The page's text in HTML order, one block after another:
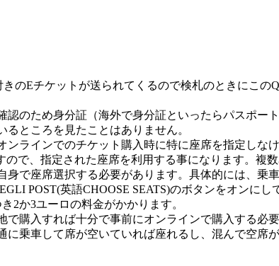
のEチケットが送られてくるので検札のときにこ
のため身分証（海外で身分証といったらパスポー
ところを見たことはありません。
ラインでのチケット購入時に特に座席を指定しな
で、指定された座席を利用する事になります。複
で座席選択する必要があります。具体的には、乗
POST(英語CHOOSE SEATS)のボタンをオンに
2か3ユーロの料金がかかります。
購入すれば十分で事前にオンラインで購入する必
乗車して席が空いていれば座れるし、混んで空席